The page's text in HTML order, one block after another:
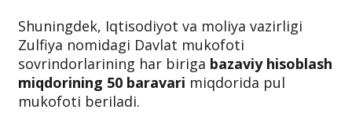
Shuningdek, Iqtisodiyot va moliya vazirligi
Zulfiya nomidagi Davlat mukofoti
sovrindorlarining har biriga bazaviy hisoblash
miqdorining 50 baravari miqdorida pul
mukofoti beriladi.